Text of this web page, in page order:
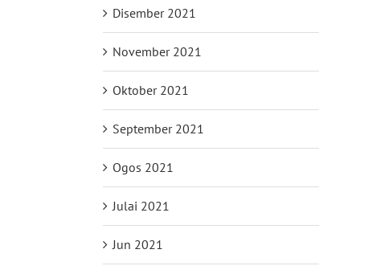
Disember 2021
November 2021
Oktober 2021
September 2021
Ogos 2021
Julai 2021
Jun 2021